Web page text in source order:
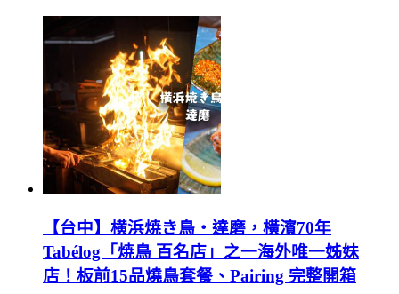
【台中】横浜焼き鳥‧達磨，橫濱70年
Tabélog「焼鳥 百名店」之一海外唯一姊妹
店！板前15品燒鳥套餐、Pairing 完整開箱